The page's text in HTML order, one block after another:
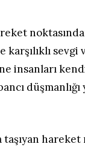
sevgi
insanları
düşmanlığı
hareket